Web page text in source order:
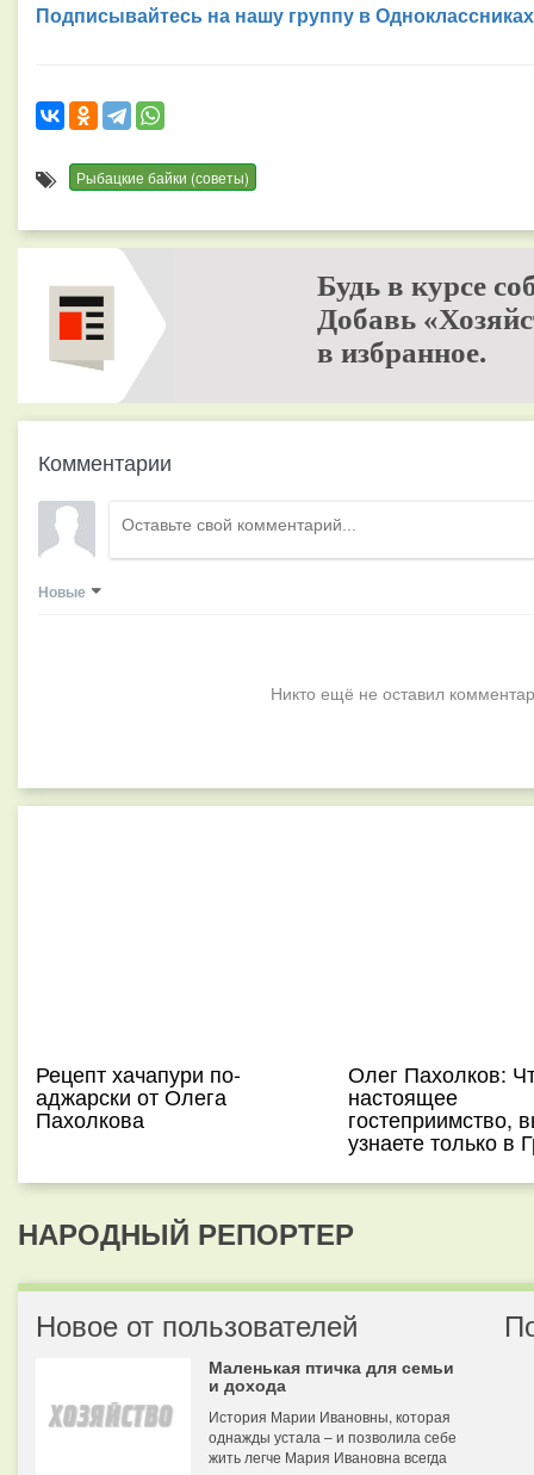
Подписывайтесь на нашу группу в Одноклассниках
Рыбацкие байки (советы)
Будь в курсе
Добавь
в избранное.
Комментарии
Новые
Никто ещё не оставил
Рецепт хачапури по-
аджарски от Олега
Пахолкова
Олег Пахолков:
настоящее
гостеприимство,
узнаете только в
НАРОДНЫЙ РЕПОРТЕР
Новое от пользователей
Маленькая птичка для семьи
и дохода
История Марии Ивановны, которая
однажды устала – и позволила себе
жить легче Мария Ивановна всегда